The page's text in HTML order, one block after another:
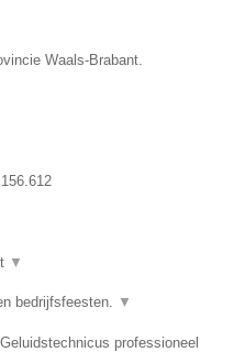
Waals-Brabant.
▼
bedrijfsfeesten. ▼
professioneel